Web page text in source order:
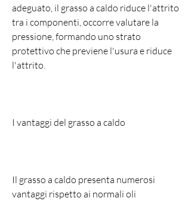
adeguato, il grasso a caldo riduce l'attrito
tra i componenti, occorre valutare la
pressione, formando uno strato
protettivo che previene l'usura e riduce
l'attrito.
I vantaggi del grasso a caldo
Il grasso a caldo presenta numerosi
vantaggi rispetto ai normali oli